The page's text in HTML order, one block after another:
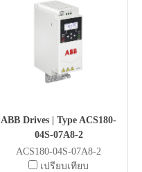
ABB Drives | Type ACS180-
04S-07A8-2
ACS180-04S-07A8-2
เปรียบเทียบ